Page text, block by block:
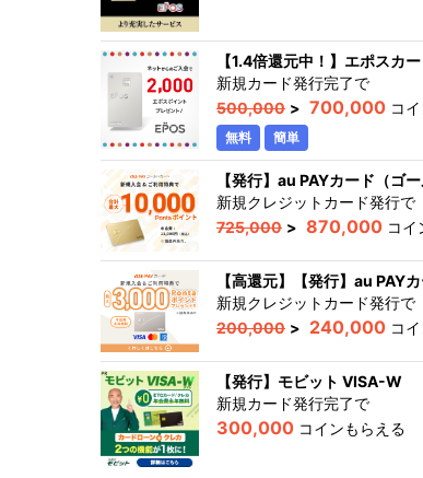
【1.4倍還元中！】エポスカ
新規カード発行完了で
500,000 > 700,000 コ
無料 簡単
【発行】au PAYカード（ゴー
新規クレジットカード発行で
725,000 > 870,000 コイ
【高還元】【発行】au PAY
新規クレジットカード発行で
200,000 > 240,000 コ
【発行】モビット VISA-W
新規カード発行完了で
300,000 コインもらえる